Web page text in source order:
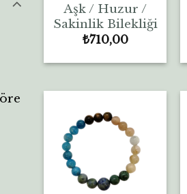
Aşk / Huzur /
Sakinlik Bilekliği
₺710,00